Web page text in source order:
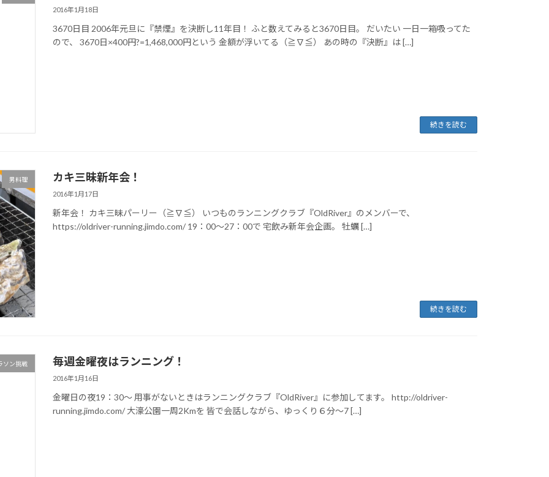
2016年1月18日
3670日目 2006年元旦に『禁煙』を決断し11年目！ ふと数えてみると3670日目。 だいたい 一日一箱吸ってた
ので、 3670日×400円?=1,468,000円という 金額が浮いてる（≧∇≦） あの時の『決断』は […]
続きを読む
男料理 カキ三昧新年会！
2016年1月17日
新年会！ カキ三昧パーリー（≧∇≦） いつものランニングクラブ『OldRiver』のメンバーで、
https://oldriver-running.jimdo.com/ 19：00～27：00で 宅飲み新年会企画。 牡蠣 […]
続きを読む
ソン挑戦 毎週金曜夜はランニング！
2016年1月16日
金曜日の夜19：30～ 用事がないときはランニングクラブ『OldRiver』に参加してます。 http://oldriver-
running.jimdo.com/ 大濠公園一周2Kmを 皆で会話しながら、ゆっくり６分～7 […]